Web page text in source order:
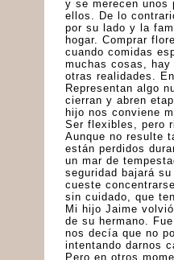
y se merecen
ellos. De lo
por su lado y la
hogar. Comprar
cuando comidas
muchas cosas,
otras realidades.
Representan algo
cierran y abren
hijo nos conviene
Ser flexibles, pero
Aunque no resulte
están perdidos
un mar de
seguridad bajará
cueste
sin cuidado, que
Mi hijo Jaime
de su hermano.
nos decía que no
intentando darnos
Pero en otros